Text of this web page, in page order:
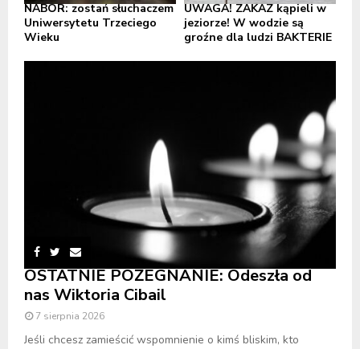
NABÓR: zostań słuchaczem
Uniwersytetu Trzeciego
Wieku
UWAGA! ZAKAZ kąpieli w
jeziorze! W wodzie są
groźne dla ludzi BAKTERIE
OSTATNIE POŻEGNANIE: Odeszła od
nas Wiktoria Cibail
7 sierpnia 2026
Jeśli chcesz zamieścić wspomnienie o kimś bliskim, kto